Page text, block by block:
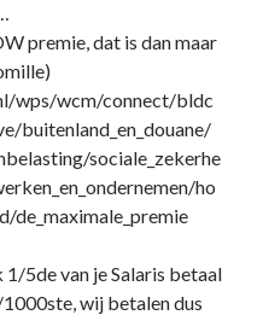
premie, dat is dan maar
wps/wcm/connect/bldc
buitenland_en_douane/
sociale_zekerhe
ho
de_maximale_premie
1/5de van je Salaris betaal
wij betalen dus